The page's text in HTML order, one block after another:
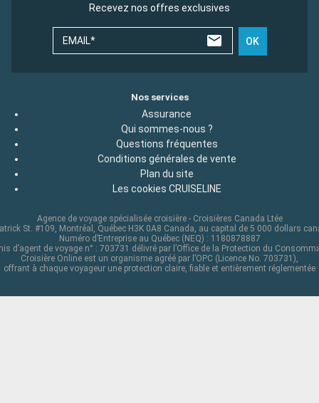
Recevez nos offres exclusives
EMAIL* OK
Nos services
Assurance
Qui sommes-nous ?
Questions fréquentes
Conditions générales de vente
Plan du site
Les cookies CRUISELINE
Agence de voyage spécialisée croisière - Croisières Canada Ltée
St. #109, Montréal, Québec H3K 0A8 Canada, au capital de 5 000 dollars
Numéro d’Entreprise au Québec (NEQ) : 1180878887
d’agent de voyage n° : 703731 délivré par l’Office de la Protection du
Croisière Online est un organisme agréé par l’OPC (Licence No. 703731),
offrant à chaque voyageur une protection claire, fiable et entièrement réglementée